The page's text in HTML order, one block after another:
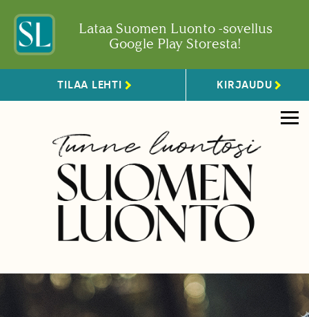
Lataa Suomen Luonto -sovellus
Google Play Storesta!
TILAA LEHTI KIRJAUDU